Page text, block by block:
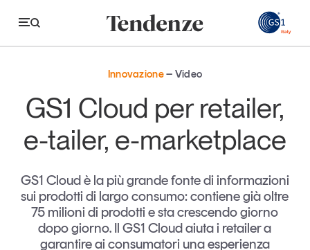
Tendenze
Economia e consumi
Innovazione
Logistica
Retail e brand
Sostenibilità
Innovazione Video
GS1 Cloud per retailer,
e-tailer, e-marketplace
GS1 Cloud è la più grande fonte di informazioni
sui prodotti di largo consumo: contiene già oltre
75 milioni di prodotti e sta crescendo giorno
dopo giorno. Il GS1 Cloud aiuta i retailer a
garantire ai consumatori una esperienza